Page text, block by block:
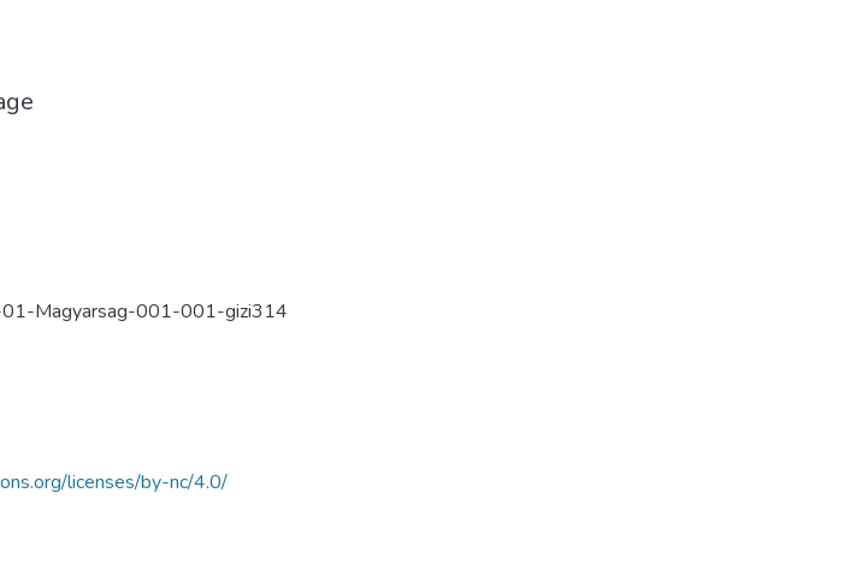
Magyarsag-001-001-gizi314
licenses/by-nc/4.0/